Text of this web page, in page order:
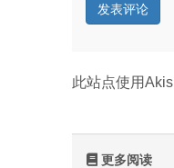
此站点使用
更多阅读